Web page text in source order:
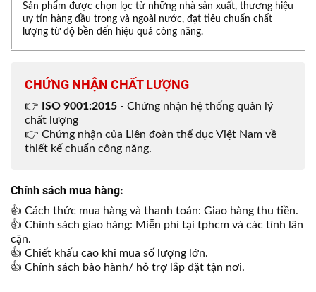
Sản phẩm được chọn lọc từ những nhà sản xuất, thương hiệu
uy tín hàng đầu trong và ngoài nước, đạt tiêu chuẩn chất
lượng từ độ bền đến hiệu quả công năng.
CHỨNG NHẬN CHẤT LƯỢNG
👉 ISO 9001:2015 - Chứng nhận hệ thống quản lý
chất lượng
👉 Chứng nhận của Liên đoàn thể dục Việt Nam về
thiết kế chuẩn công năng.
Chính sách mua hàng:
👍 Cách thức mua hàng và thanh toán: Giao hàng thu tiền.
👍 Chính sách giao hàng: Miễn phí tại tphcm và các tỉnh lân
cận.
👍 Chiết khấu cao khi mua số lượng lớn.
👍 Chính sách bảo hành/ hỗ trợ lắp đặt tận nơi.